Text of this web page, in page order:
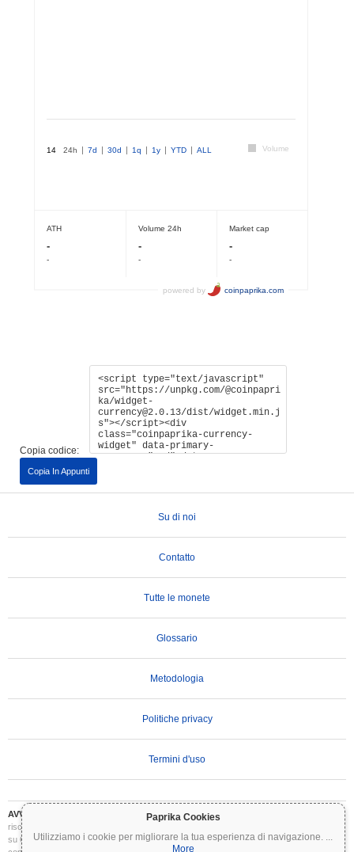
Paprika Cookies
Utilizziamo i cookie per migliorare la tua esperienza di navigazione. ...
More
Copia codice:
Copia In Appunti
Su di noi
Contatto
Tutte le monete
Glossario
Metodologia
Politiche privacy
Termini d'uso
AVVERTENZA IMPORTANTE:
Le criptovalute sono altamente volatili e comportano
rischi significativi. Potresti perdere parte o tutto il tuo investimento. Tutte le informazioni
su Coinpaprika sono fornite esclusivamente a scopo informativo e non costituiscono